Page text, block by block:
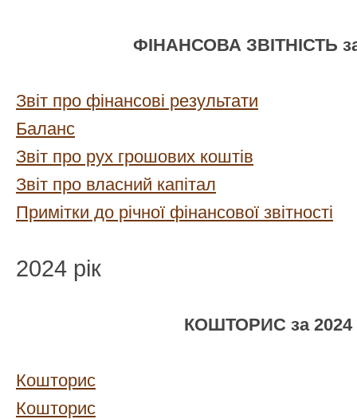
ФІНАНСОВА ЗВІТНІСТЬ за
Звіт про фінансові результати
Баланс
Звіт про рух грошових коштів
Звіт про власний капітал
Примітки до річної фінансової звітності
2024 рік
КОШТОРИС за 2024
Кошторис
Кошторис